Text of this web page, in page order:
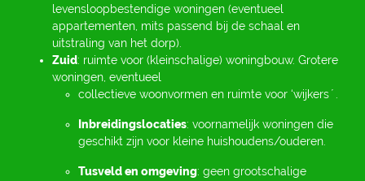
levensloopbestendige woningen (eventueel
appartementen, mits passend bij de schaal en
uitstraling van het dorp).
Zuid: ruimte voor (kleinschalige) woningbouw. Grotere
woningen, eventueel
collectieve woonvormen en ruimte voor ‘wijkersʼ.
Inbreidingslocaties: voornamelijk woningen die
geschikt zijn voor kleine huishoudens/ouderen.
Tusveld en omgeving: geen grootschalige